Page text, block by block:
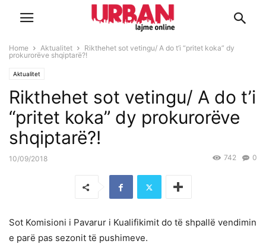
Home Aktualitet
Rikthehet sot vetingu/ A do t’i “pritet koka” dy
prokurorëve shqiptarë?!
Aktualitet
Rikthehet sot vetingu/ A do t’i
“pritet koka” dy prokurorëve
shqiptarë?!
10/09/2018 0
742
Sot Komisioni i Pavarur i Kualifikimit do të shpallë vendimin
e parë pas sezonit të pushimeve.